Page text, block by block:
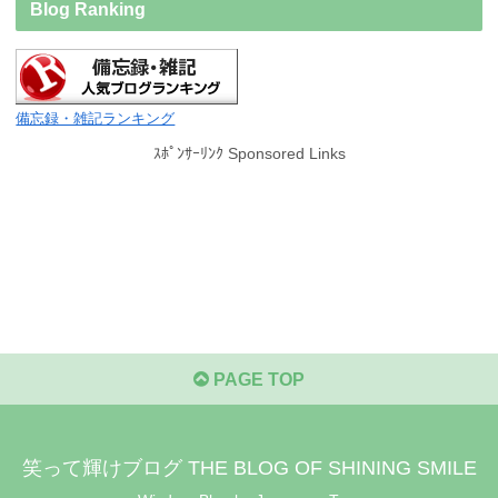
Blog Ranking
備忘録・雑記ランキング
ｽﾎﾟﾝｻｰﾘﾝｸ Sponsored Links
PAGE TOP
笑って輝けブログ THE BLOG OF SHINING SMILE